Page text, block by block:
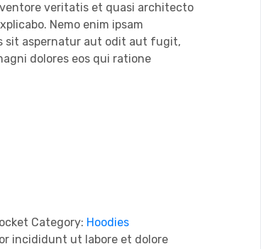
veritatis et quasi architecto
Nemo enim ipsam
sit aspernatur aut odit aut fugit,
dolores eos qui ratione
Category: Hoodies
incididunt ut labore et dolore